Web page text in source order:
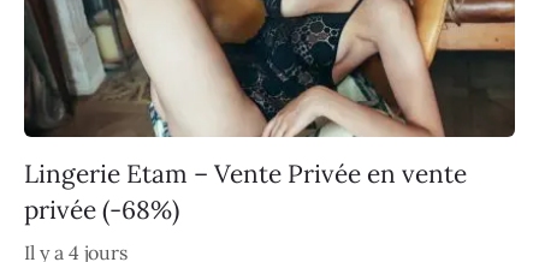
Lingerie Etam – Vente Privée en vente
privée (-68%)
Il y a 4 jours